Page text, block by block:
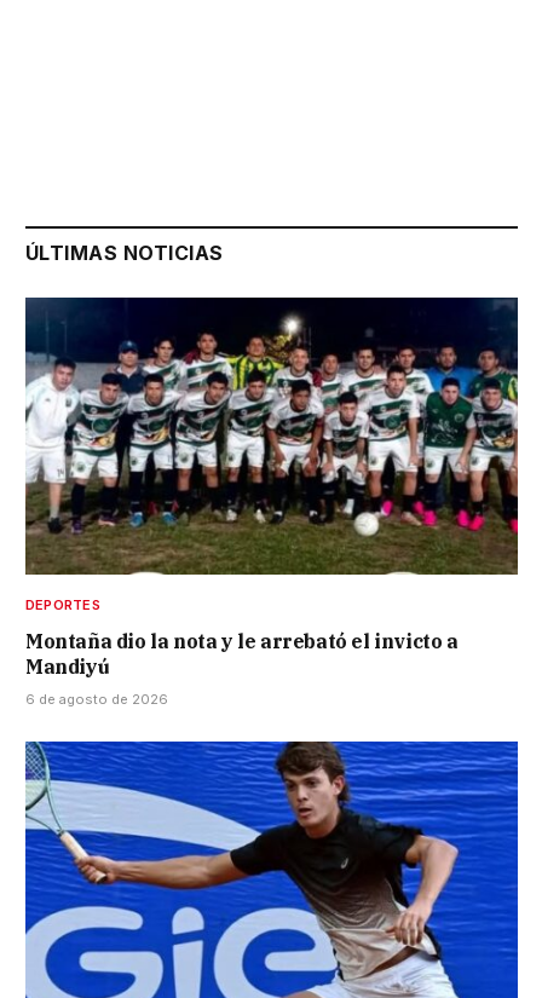
ÚLTIMAS NOTICIAS
DEPORTES
Montaña dio la nota y le arrebató el invicto a
Mandiyú
6 de agosto de 2026